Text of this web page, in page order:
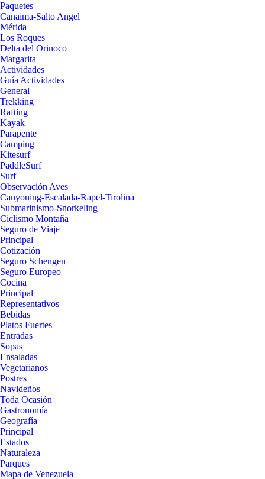
Paquetes
Canaima-Salto Angel
Mérida
Los Roques
Delta del Orinoco
Margarita
Actividades
Guía Actividades
General
Trekking
Rafting
Kayak
Parapente
Camping
Kitesurf
PaddleSurf
Surf
Observación Aves
Canyoning-Escalada-Rapel-Tirolina
Submarinismo-Snorkeling
Ciclismo Montaña
Seguro de Viaje
Principal
Cotización
Seguro Schengen
Seguro Europeo
Cocina
Principal
Representativos
Bebidas
Platos Fuertes
Entradas
Sopas
Ensaladas
Vegetarianos
Postres
Navideños
Toda Ocasión
Gastronomía
Geografía
Principal
Estados
Naturaleza
Parques
Mapa de Venezuela